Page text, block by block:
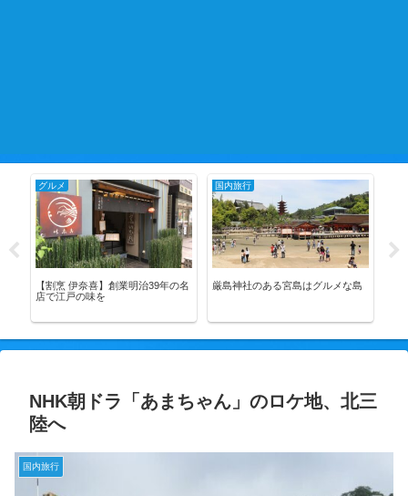
グルメ
【割烹 伊奈喜】創業明治39年の名
店で江戸の味を
国内旅行
厳島神社のある宮島はグルメな島
NHK朝ドラ「あまちゃん」のロケ地、北三
陸へ
国内旅行